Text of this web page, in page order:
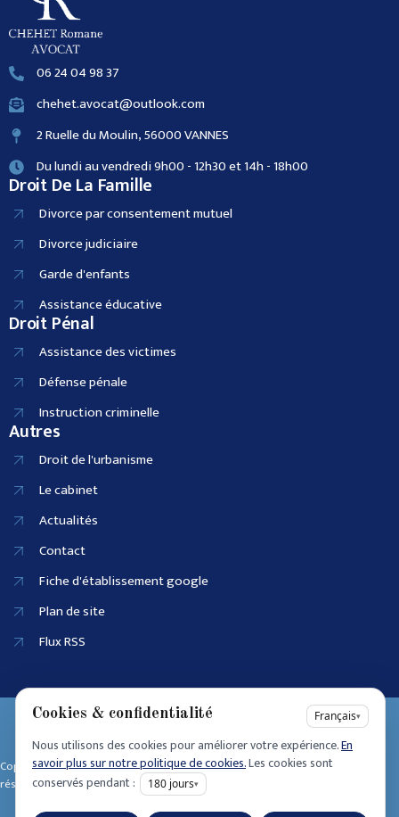
06 24 04 98 37
chehet.avocat@outlook.com
2 Ruelle du Moulin, 56000 VANNES
Du lundi au vendredi 9h00 - 12h30 et 14h - 18h00
Droit De La Famille
Divorce par consentement mutuel
Divorce judiciaire
Garde d'enfants
Assistance éducative
Droit Pénal
Assistance des victimes
Défense pénale
Instruction criminelle
Autres
Droit de l'urbanisme
Le cabinet
Actualités
Contact
Fiche d'établissement google
Plan de site
Flux RSS
Copyright © 2025 • Tous dro its
réservés • Design by
90915686100025
Accessibilité
Cookies & confidentialité Français▾
Nous utilisons des cookies pour améliorer votre expérience.En
savoir plus sur notre politique de cookies.Les cookies sont
conservés pendant :
180 jours▾